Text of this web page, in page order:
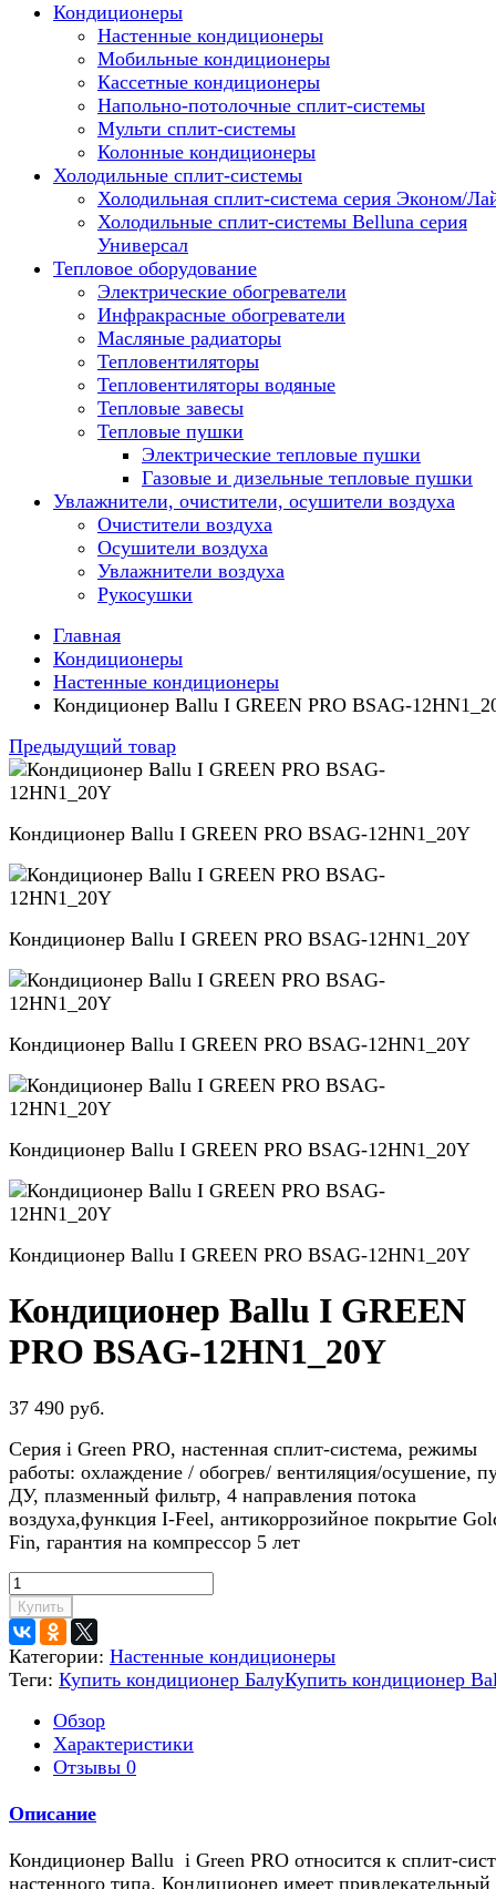
Кондиционеры
Настенные кондиционеры
Мобильные кондиционеры
Кассетные кондиционеры
Напольно-потолочные сплит-системы
Мульти сплит-системы
Колонные кондиционеры
Холодильные сплит-системы
Холодильная сплит-система серия Эконом/
Холодильные сплит-системы Belluna серия
Универсал
Тепловое оборудование
Электрические обогреватели
Инфракрасные обогреватели
Масляные радиаторы
Тепловентиляторы
Тепловентиляторы водяные
Тепловые завесы
Тепловые пушки
Электрические тепловые пушки
Газовые и дизельные тепловые пушки
Увлажнители, очистители, осушители воздуха
Очистители воздуха
Осушители воздуха
Увлажнители воздуха
Рукосушки
Главная
Кондиционеры
Настенные кондиционеры
Кондиционер Ballu I GREEN PRO BSAG-
Предыдущий товар
Кондиционер Ballu I GREEN PRO BSAG-12HN1_20Y
Кондиционер Ballu I GREEN PRO BSAG-12HN1_20Y
Кондиционер Ballu I GREEN PRO BSAG-12HN1_20Y
Кондиционер Ballu I GREEN PRO BSAG-12HN1_20Y
Кондиционер Ballu I GREEN PRO BSAG-12HN1_20Y
Кондиционер Ballu I GREEN
PRO BSAG-12HN1_20Y
37 490 руб.
Серия i Green PRO, настенная сплит-система, режимы
работы: охлаждение / обогрев/ вентиляция/осушение,
ДУ, плазменный фильтр, 4 направления потока
воздуха,функция I-Feel, антикоррозийное покрытие
Fin, гарантия на компрессор 5 лет
Купить
Категории: Настенные кондиционеры
Теги: Купить кондиционер БалуКупить кондиционер
Обзор
Характеристики
Отзывы 0
Описание
Кондиционер Ballu i Green PRO относится к сплит-
настенного типа. Кондиционер имеет привлекательный